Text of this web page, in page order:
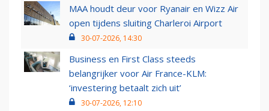
MAA houdt deur voor Ryanair en Wizz Air
open tijdens sluiting Charleroi Airport
30-07-2026, 14:30
Business en First Class steeds
belangrijker voor Air France-KLM:
‘investering betaalt zich uit’
30-07-2026, 12:10